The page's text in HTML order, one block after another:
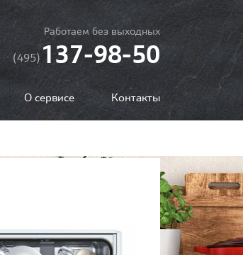
Работаем без выходных
(495)137-98-50
О сервисе Контакты